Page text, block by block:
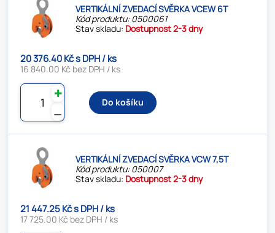
VERTIKÁLNÍ ZVEDACÍ SVĚRKA VCEW 6T
Kód produktu: 0500061
Stav skladu: Dostupnost 2-3 dny
20 376.40 Kč s DPH / ks
16 840.00 Kč bez DPH / ks
⚊
✚
Do košíku
VERTIKÁLNÍ ZVEDACÍ SVĚRKA VCW 7,5T
Kód produktu: 050007
Stav skladu: Dostupnost 2-3 dny
21 447.25 Kč s DPH / ks
17 725.00 Kč bez DPH / ks